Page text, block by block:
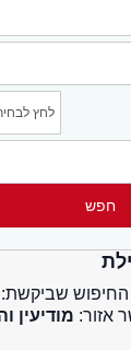
החיפוש שביקשת:
אזור: מודיעין